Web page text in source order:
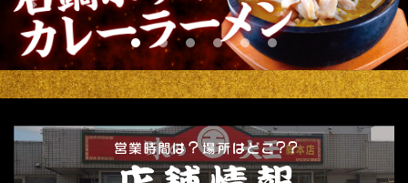
Previous Next